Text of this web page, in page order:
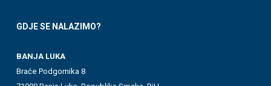
GDJE SE NALAZIMO?
BANJA LUKA
Braće Podgornika 8